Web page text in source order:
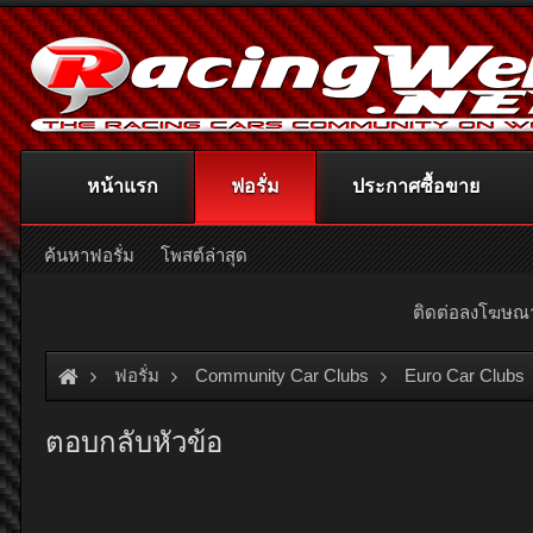
ติดต่อลงโฆษ
ฟอรั่ม Community Car Clubs Euro Car Clubs
ตอบกลับหัวข้อ
หน้าแรก ฟอรั่ม
ค้นหาฟอรั่ม โพสต์ล่าสุด
ประกาศซื้อขาย